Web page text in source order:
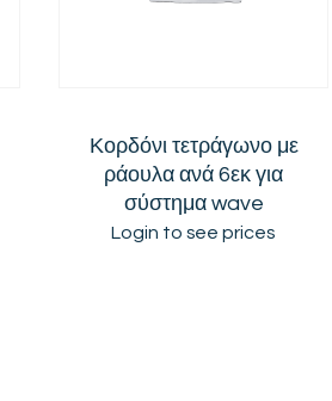
Κορδόνι τετράγωνο με
ράουλα ανά 6εκ για
σύστημα wave
Login to see prices